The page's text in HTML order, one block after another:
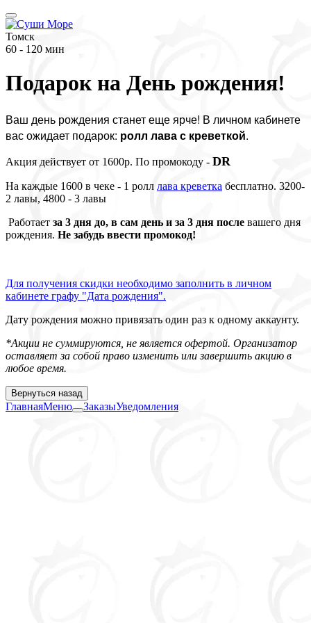
Томск
60 - 120 мин
Подарок на День рождения!
Ваш день рождения станет еще ярче! В личном кабинете
вас ожидает подарок: ролл лава с креветкой.
Акция действует от 1600р. По промокоду - DR
На каждые 1600 в чеке - 1 ролл лава креветка бесплатно. 3200-
2 лавы, 4800 - 3 лавы
Работает за 3 дня до, в сам день и за 3 дня после вашего дня
рождения. Не забудь ввести промокод!
Для получения скидки необходимо заполнить в личном
кабинете графу "Дата рождения".
Дату рождения можно привязать один раз к одному аккаунту.
*Акции не суммируются, не является офертой. Организатор
оставляет за собой право изменить или завершить акцию в
любое время.
Вернуться назад
ГлавнаяМеню ЗаказыУведомления